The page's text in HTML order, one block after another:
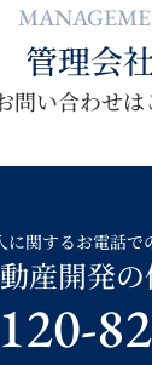
管理会
問い合わせは
に関するお電話で
産開発の